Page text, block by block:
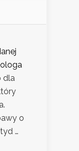
dla
o
…